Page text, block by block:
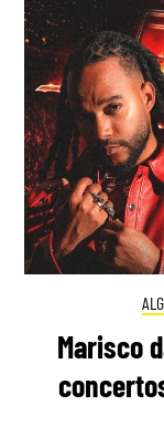
Marisco